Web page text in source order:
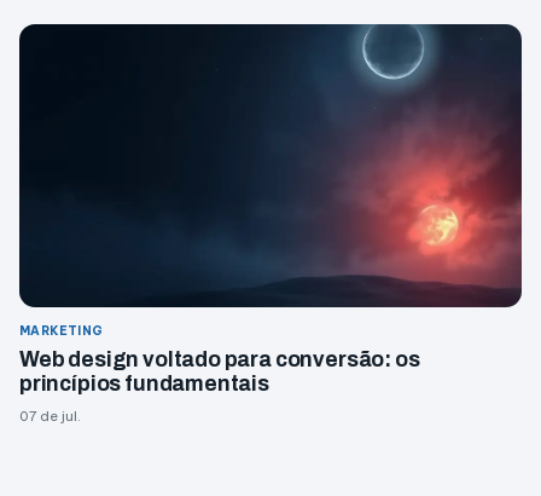
MARKETING
Web design voltado para conversão: os
princípios fundamentais
07 de jul.